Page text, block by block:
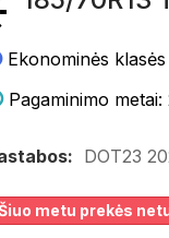
Ekonominės
Pagaminimo metai:
DOT23
metu prekės